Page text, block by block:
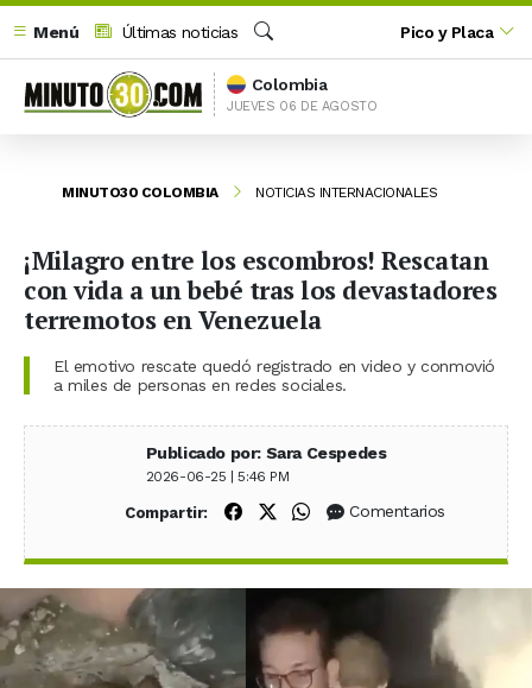
Menú
Últimas noticias
Buscar
Pico y Placa
Colombia
JUEVES 06 DE AGOSTO
MINUTO30 COLOMBIA NOTICIAS INTERNACIONALES
¡Milagro entre los escombros! Rescatan
con vida a un bebé tras los devastadores
terremotos en Venezuela
El emotivo rescate quedó registrado en video y conmovió
a miles de personas en redes sociales.
Publicado por: Sara Cespedes
2026-06-25 | 5:46 PM
Compartir: Compartir en Facebook
Compartir en X (Twitter)
Compartir en WhatsApp
Comentarios